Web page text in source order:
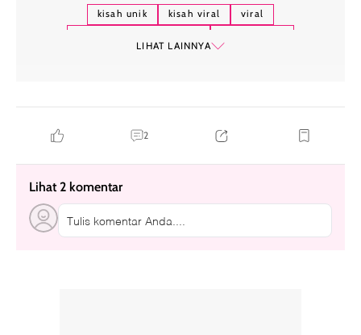
kisah unik kisah viral
viral
LIHAT LAINNYA
2
Lihat 2 komentar
Tulis komentar Anda....